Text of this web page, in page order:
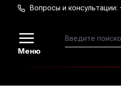
Перейти к основному
Вопросы и
Меню